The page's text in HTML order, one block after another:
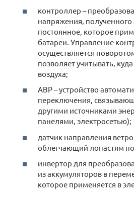
контроллер –
напряжения, полученного
постоянное, которое
батареи. Управление
осуществляется
позволяет учитывать,
воздуха;
АВР – устройство
переключения,
другими источниками
панелями, электросетью);
датчик направления
облегчающий лопастям
инвертор для
из аккумуляторов в
которое применяется в